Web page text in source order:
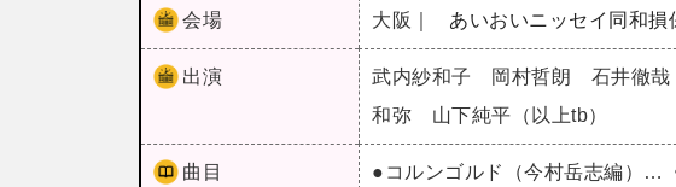
会場 大阪｜ あいおいニッセイ同和
出演
武内紗和子 岡村哲朗 石井徹
和弥 山下純平（以上tb）
曲目
●コルンゴルド（今村岳志編）…